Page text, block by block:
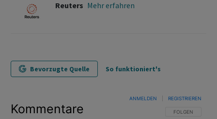
Reuters Mehr erfahren
Bevorzugte Quelle So funktioniert's
Kommentare FOLGE DIESER
FOLGEN
ANMELDEN REGISTRIEREN